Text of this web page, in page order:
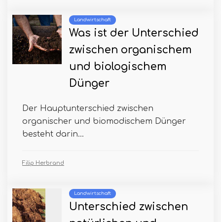
Landwirtschaft
Was ist der Unterschied
zwischen organischem
und biologischem
Dünger
Der Hauptunterschied zwischen
organischer und biomodischem Dünger
besteht darin...
Filip Herbrand
Landwirtschaft
Unterschied zwischen